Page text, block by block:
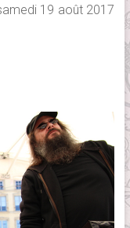
19 août 2017